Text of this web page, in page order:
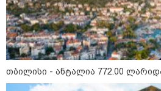
თბილისი -
ლარიდან
თბილისი - ანტალია 772.00